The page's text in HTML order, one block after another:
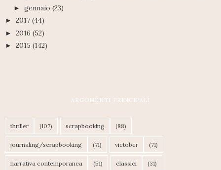
► gennaio (23)
► 2017 (44)
► 2016 (52)
► 2015 (142)
ARGOMENTI PRINCIPALI
thriller (107) scrapbooking (88)
journaling/scrapbooking (71) victober (71)
narrativa contemporanea (51) classici (31)